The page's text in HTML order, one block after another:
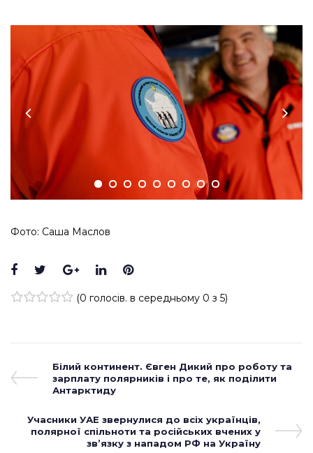
Фото: Саша Маслов
Facebook
TwitterGoogle+
LinkedInPinterest
(0 голосів. в середньому 0 з 5)
Навігація
записів
Previous
Post
Білий континент. Євген Дикий про роботу та
зарплату полярників і про те, як поділити
Антарктиду
Next
Post
Учасники УАЕ звернулися до всіх українців,
полярної спільноти та російських вчених у
зв’язку з нападом РФ на Україну